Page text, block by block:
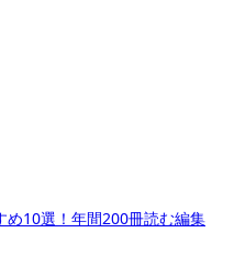
10選！年間200冊読む編集